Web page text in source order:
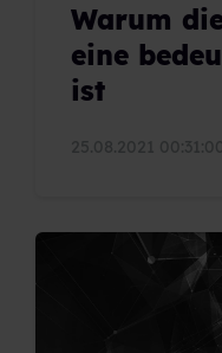
Warum
eine
ist